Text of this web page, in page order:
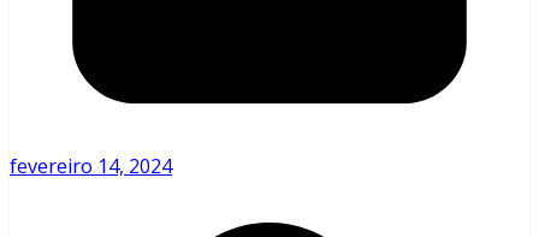
fevereiro 14, 2024